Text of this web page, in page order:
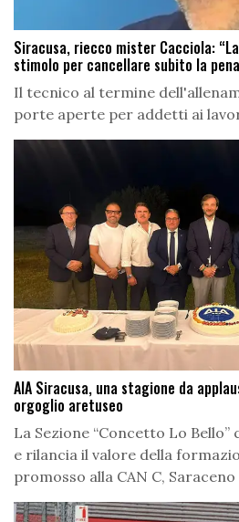
Siracusa, riecco mister Cacciola:
stimolo per cancellare subito la
Il tecnico al termine
porte aperte per addetti ai
AIA Siracusa, una stagione da
orgoglio aretuseo
La Sezione “Concetto Lo Bello”
e rilancia il valore della
promosso alla CAN C, Saraceno